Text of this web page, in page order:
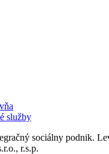
služby
sociálny podnik.
r.s.p.